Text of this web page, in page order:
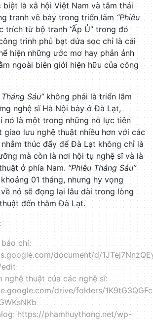
là xã hội Việt Nam và tâm thái
tranh vẽ bày trong triển lãm “Phiêu
trích từ bộ tranh “Ấp Ủ” trong đó
trình phủ bạt dứa sọc chỉ là cái
hiện những ước mơ hay phản ảnh
ngoài biên giới hiện hữu của công
Tháng Sáu”không phải là triển lãm
nghệ sĩ Hà Nội bày ở Đà Lạt,
nó là một trong những nỗ lực tiên
giao lưu nghệ thuật nhiều hơn với các
thúc đẩy để Đà Lạt không chỉ là
mà còn là nơi hội tụ nghệ sĩ và là
ở phía Nam. “Phiêu Tháng Sáu”
01 tháng, nhưng hy vọng
nó sẽ đọng lại lâu dài trong lòng
đến thăm Đà Lạt.
chí:
document/d/
nghệ thuật của các nghệ sĩ:
drive/folders/
https://phamhuythong.net/wp-